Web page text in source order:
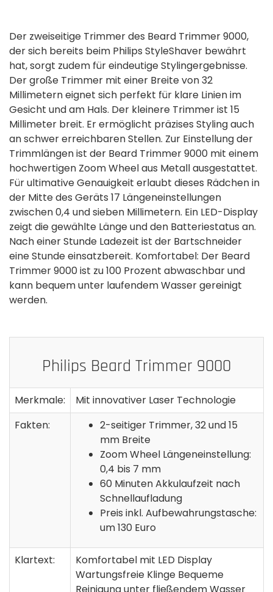
Der zweiseitige Trimmer des Beard Trimmer 9000,
der sich bereits beim Philips StyleShaver bewährt
hat, sorgt zudem für eindeutige Stylingergebnisse.
Der große Trimmer mit einer Breite von 32
Millimetern eignet sich perfekt für klare Linien im
Gesicht und am Hals. Der kleinere Trimmer ist 15
Millimeter breit. Er ermöglicht präzises Styling auch
an schwer erreichbaren Stellen. Zur Einstellung der
Trimmlängen ist der Beard Trimmer 9000 mit einem
hochwertigen Zoom Wheel aus Metall ausgestattet.
Für ultimative Genauigkeit erlaubt dieses Rädchen in
der Mitte des Geräts 17 Längeneinstellungen
zwischen 0,4 und sieben Millimetern. Ein LED-Display
zeigt die gewählte Länge und den Batteriestatus an.
Nach einer Stunde Ladezeit ist der Bartschneider
eine Stunde einsatzbereit. Komfortabel: Der Beard
Trimmer 9000 ist zu 100 Prozent abwaschbar und
kann bequem unter laufendem Wasser gereinigt
werden.
Philips Beard Trimmer 9000
Merkmale:
Mit innovativer Laser Technologie
Fakten:
2-seitiger Trimmer, 32 und 15
mm Breite
Zoom Wheel Längeneinstellung:
0,4 bis 7 mm
60 Minuten Akkulaufzeit nach
Schnellaufladung
Preis inkl. Aufbewahrungstasche:
um 130 Euro
Klartext:
Komfortabel mit LED Display
Wartungsfreie Klinge Bequeme